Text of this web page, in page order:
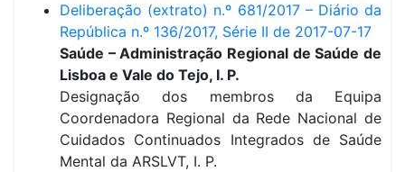
Deliberação (extrato) n.º 681/2017 – Diário da
República n.º 136/2017, Série II de 2017-07-17
Saúde – Administração Regional de Saúde de
Lisboa e Vale do Tejo, I. P.
Designação dos membros da Equipa
Coordenadora Regional da Rede Nacional de
Cuidados Continuados Integrados de Saúde
Mental da ARSLVT, I. P.